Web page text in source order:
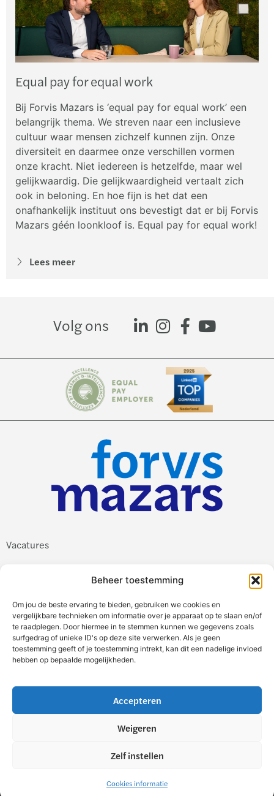
Beheer toestemming
Om jou de beste ervaring te bieden, gebruiken we cookies en
vergelijkbare technieken om informatie over je apparaat op te slaan en/of
te raadplegen. Door hiermee in te stemmen kunnen we gegevens zoals
surfgedrag of unieke ID's op deze site verwerken. Als je geen
toestemming geeft of je toestemming intrekt, kan dit een nadelige invloed
hebben op bepaalde mogelijkheden.
Accepteren
Weigeren
Zelf instellen
Cookies informatie
Equal pay for equal work
Bij Forvis Mazars is ‘equal pay for equal work’ een
belangrijk thema. We streven naar een inclusieve
cultuur waar mensen zichzelf kunnen zijn. Onze
diversiteit en daarmee onze verschillen vormen
onze kracht. Niet iedereen is hetzelfde, maar wel
gelijkwaardig. Die gelijkwaardigheid vertaalt zich
ook in beloning. En hoe fijn is het dat een
onafhankelijk instituut ons bevestigt dat er bij Forvis
Mazars géén loonkloof is. Equal pay for equal work!
Lees meer
Volg ons
Vacatures
Inloggen
Jobalert aanmaken